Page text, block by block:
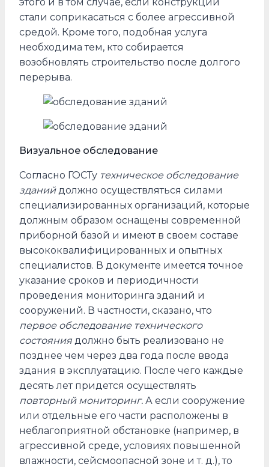
стали соприкасаться с более агрессивной
средой. Кроме того, подобная услуга
необходима тем, кто собирается
возобновлять строительство после долгого
перерыва.
Визуальное обследование
Согласно ГОСТу техническое обследование
зданийдолжно осуществляться силами
специализированных организаций, которые
должным образом оснащены современной
приборной базой и имеют в своем составе
высококвалифицированных и опытных
специалистов. В документе имеется точное
указание сроков и периодичности
проведения мониторинга зданий и
сооружений. В частности, сказано, что
первое обследование технического
состояния должно быть реализовано не
позднее чем через два года после ввода
здания в эксплуатацию. После чего каждые
десять лет придется осуществлять
повторный мониторинг. А если сооружение
или отдельные его части расположены в
неблагоприятной обстановке (например, в
агрессивной среде, условиях повышенной
влажности, сейсмоопасной зоне и т. д.), то